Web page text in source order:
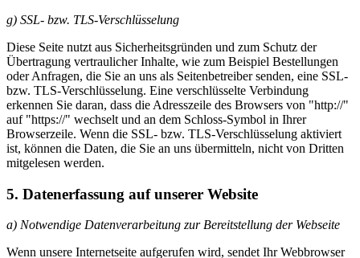
g) SSL- bzw. TLS-Verschlüsselung
Diese Seite nutzt aus Sicherheitsgründen und zum Schutz der
Übertragung vertraulicher Inhalte, wie zum Beispiel Bestellungen
oder Anfragen, die Sie an uns als Seitenbetreiber senden, eine SSL-
bzw. TLS-Verschlüsselung. Eine verschlüsselte Verbindung
erkennen Sie daran, dass die Adresszeile des Browsers von "http://"
auf "https://" wechselt und an dem Schloss-Symbol in Ihrer
Browserzeile. Wenn die SSL- bzw. TLS-Verschlüsselung aktiviert
ist, können die Daten, die Sie an uns übermitteln, nicht von Dritten
mitgelesen werden.
5. Datenerfassung auf unserer Website
a) Notwendige Datenverarbeitung zur Bereitstellung der Webseite
Wenn unsere Internetseite aufgerufen wird, sendet Ihr Webbrowser